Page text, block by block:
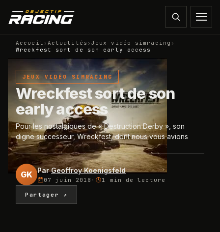
Accueil › Actualités › Jeux vidéo simracing ›
Wreckfest sort de son early access
JEUX VIDÉO SIMRACING
Wreckfest sort de son
early access
Pour les nostalgiques de « Destruction Derby », son
digne successeur, Wreckfest, dont nous vous avions
GK Par Geoffroy Koenigsfeld
07 juin 2018 · 1 min de lecture
Partager ↗